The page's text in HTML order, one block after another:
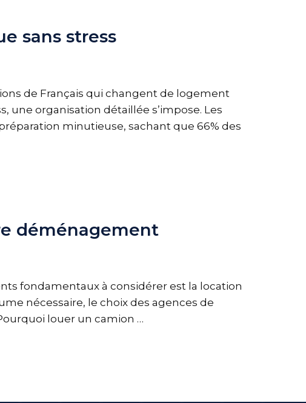
sans stress
de Français qui changent de logement
organisation détaillée s’impose. Les
minutieuse, sachant que 66% des
déménagement
fondamentaux à considérer est la location
nécessaire, le choix des agences de
louer un camion …